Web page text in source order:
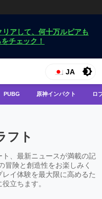
アして、何十万ルピアも
チェック！
ニュース
最新のゲームニュースを入手
JA
PUBG 原神インパクト ロ
フト
、最新ニュースが満載の記
冒険と創造性をお楽しみく
イ体験を最大限に高めるた
立ちます。